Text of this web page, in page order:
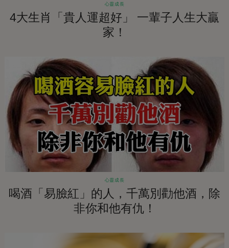
心靈成長
4大生肖「貴人運超好」 一輩子人生大贏
家！
心靈成長
喝酒「易臉紅」的人，千萬別勸他酒，除
非你和他有仇！